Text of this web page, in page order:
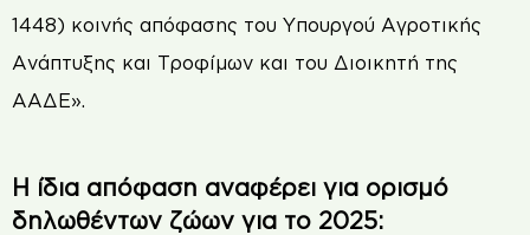
1448) κοινής απόφασης του Υπουργού Αγροτικής
Ανάπτυξης και Τροφίμων και του Διοικητή της
ΑΑΔΕ».
Η ίδια απόφαση αναφέρει για ορισμό
δηλωθέντων ζώων για το 2025: